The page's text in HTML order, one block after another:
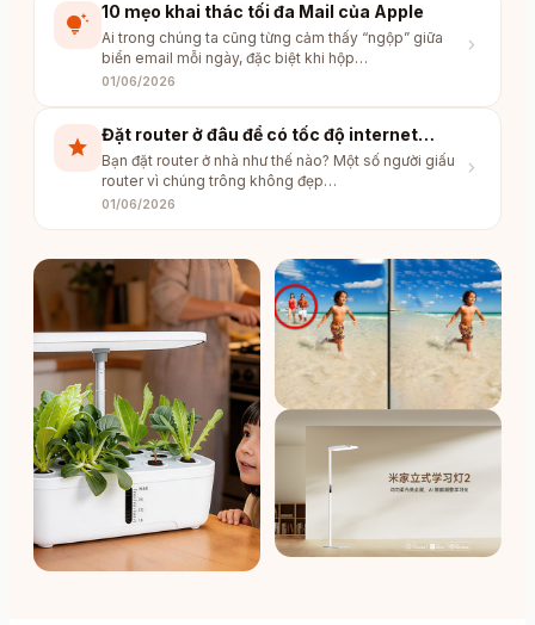
tips_and_updates 10 mẹo khai thác tối đa Mail của Apple
Ai trong chúng ta cũng từng cảm thấy “ngộp” giữa
biển email mỗi ngày, đặc biệt khi hộp…
01/06/2026
chevron_right
star
Đặt router ở đâu để có tốc độ internet
nhanh hơn: câu hỏi tưởng đơn giản nhiều
người đang làm sai
Bạn đặt router ở nhà như thế nào? Một số người giấu
router vì chúng trông không đẹp…
01/06/2026
chevron_right